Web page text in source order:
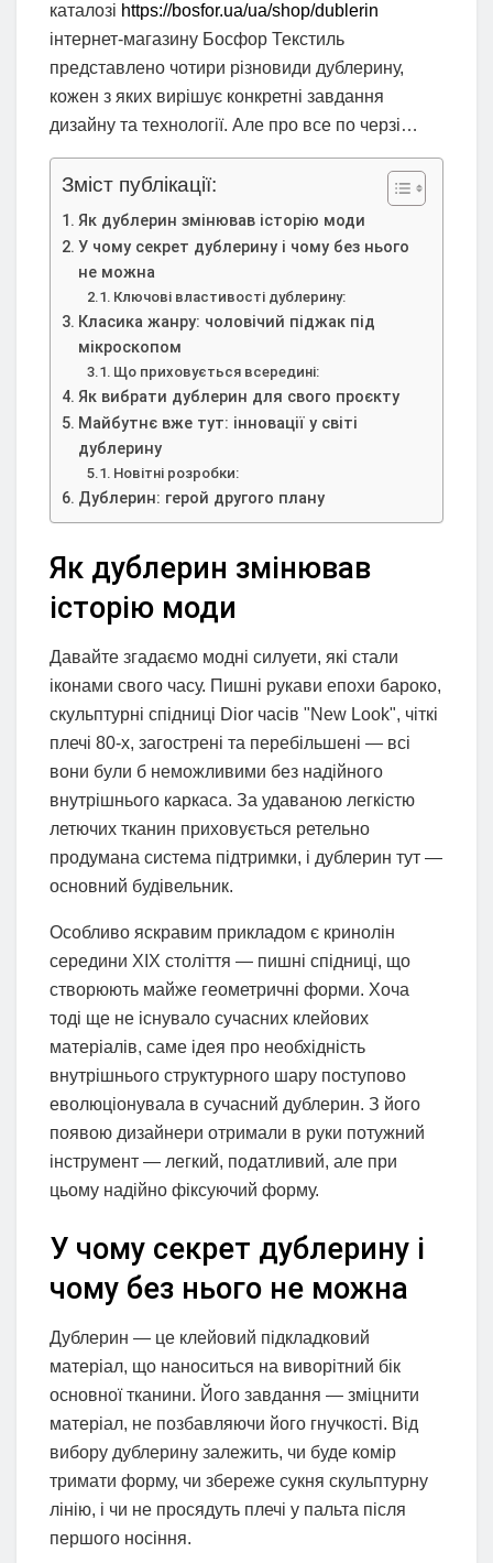
каталозі https://bosfor.ua/ua/shop/dublerin
інтернет-магазину Босфор Текстиль
представлено чотири різновиди дублерину,
кожен з яких вирішує конкретні завдання
дизайну та технології. Але про все по черзі…
Зміст публікації:
Як дублерин змінював історію моди
У чому секрет дублерину і чому без нього
не можна
Ключові властивості дублерину:
Класика жанру: чоловічий піджак під
мікроскопом
Що приховується всередині:
Як вибрати дублерин для свого проєкту
Майбутнє вже тут: інновації у світі
дублерину
Новітні розробки:
Дублерин: герой другого плану
Як дублерин змінював
історію моди
Давайте згадаємо модні силуети, які стали
іконами свого часу. Пишні рукави епохи бароко,
скульптурні спідниці Dior часів "New Look", чіткі
плечі 80-х, загострені та перебільшені — всі
вони були б неможливими без надійного
внутрішнього каркаса. За удаваною легкістю
летючих тканин приховується ретельно
продумана система підтримки, і дублерин тут —
основний будівельник.
Особливо яскравим прикладом є кринолін
середини XIX століття — пишні спідниці, що
створюють майже геометричні форми. Хоча
тоді ще не існувало сучасних клейових
матеріалів, саме ідея про необхідність
внутрішнього структурного шару поступово
еволюціонувала в сучасний дублерин. З його
появою дизайнери отримали в руки потужний
інструмент — легкий, податливий, але при
цьому надійно фіксуючий форму.
У чому секрет дублерину і
чому без нього не можна
Дублерин — це клейовий підкладковий
матеріал, що наноситься на виворітний бік
основної тканини. Його завдання — зміцнити
матеріал, не позбавляючи його гнучкості. Від
вибору дублерину залежить, чи буде комір
тримати форму, чи збереже сукня скульптурну
лінію, і чи не просядуть плечі у пальта після
першого носіння.